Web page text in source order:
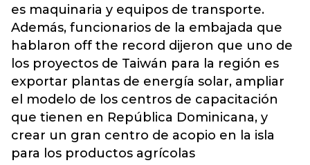
es maquinaria y equipos de transporte.
Además, funcionarios de la embajada que
hablaron off the record dijeron que uno de
los proyectos de Taiwán para la región es
exportar plantas de energía solar, ampliar
el modelo de los centros de capacitación
que tienen en República Dominicana, y
crear un gran centro de acopio en la isla
para los productos agrícolas